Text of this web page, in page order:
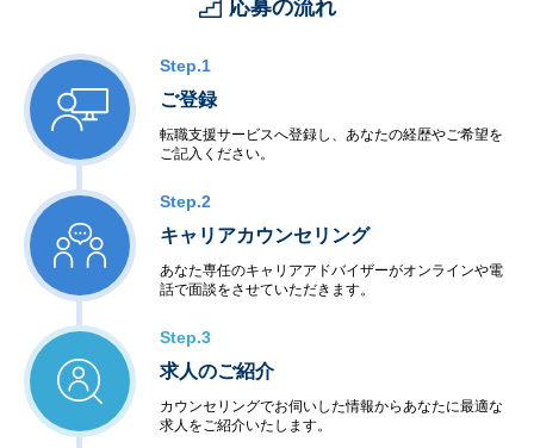
応募の流れ
Step.1
ご登録
転職支援サービスへ登録し、あなたの経歴やご希望を
ご記入ください。
Step.2
キャリアカウンセリング
あなた専任のキャリアアドバイザーがオンラインや電
話で面談をさせていただきます。
Step.3
求人のご紹介
カウンセリングでお伺いした情報からあなたに最適な
求人をご紹介いたします。